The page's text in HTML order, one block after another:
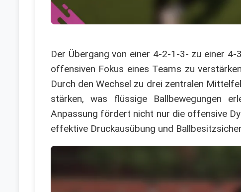
Der Übergang von einer 4-2-1-3- zu einer
offensiven Fokus eines Teams zu
Durch den Wechsel zu drei zentralen
stärken, was flüssige Ballbewegungen
Anpassung fördert nicht nur die offensive
effektive Druckausübung und